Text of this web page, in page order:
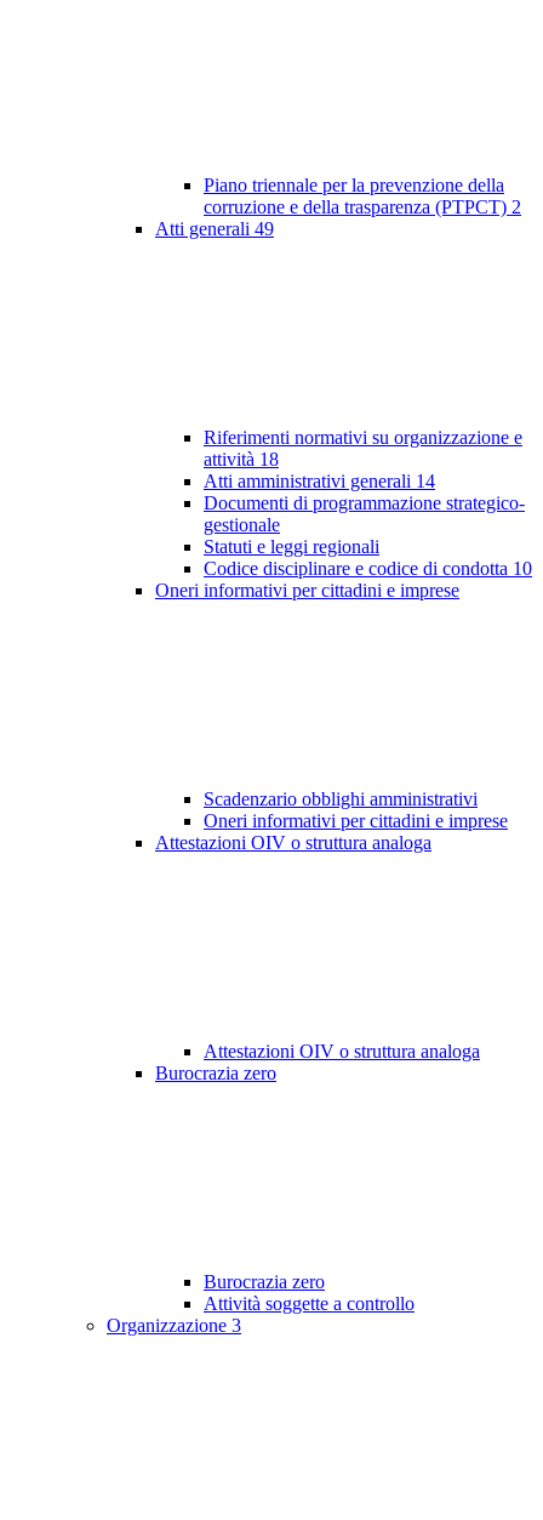
Piano triennale per la prevenzione della
corruzione e della trasparenza (PTPCT) 2
Atti generali 49
Riferimenti normativi su organizzazione e
attività 18
Atti amministrativi generali 14
Documenti di programmazione strategico-
gestionale
Statuti e leggi regionali
Codice disciplinare e codice di condotta 10
Oneri informativi per cittadini e imprese
Scadenzario obblighi amministrativi
Oneri informativi per cittadini e imprese
Attestazioni OIV o struttura analoga
Attestazioni OIV o struttura analoga
Burocrazia zero
Burocrazia zero
Attività soggette a controllo
Organizzazione 3